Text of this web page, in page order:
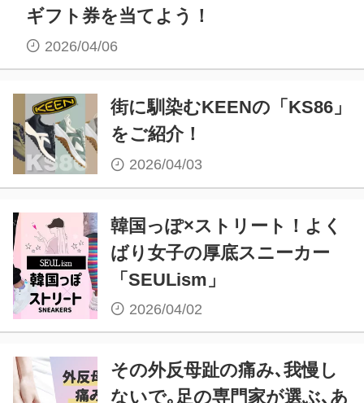
ギフト券を当てよう！
2026/04/06
街に馴染むKEENの「KS86」
をご紹介！
2026/04/03
韓国っぽ×ストリート！よく
ばり女子の厚底スニーカー
「SEULism」
2026/04/02
その外反母趾の痛み､我慢し
ないで｡足の専門家が選ぶ､あ